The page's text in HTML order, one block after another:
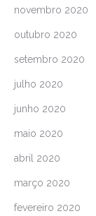
novembro 2020
outubro 2020
setembro 2020
julho 2020
junho 2020
maio 2020
abril 2020
março 2020
fevereiro 2020